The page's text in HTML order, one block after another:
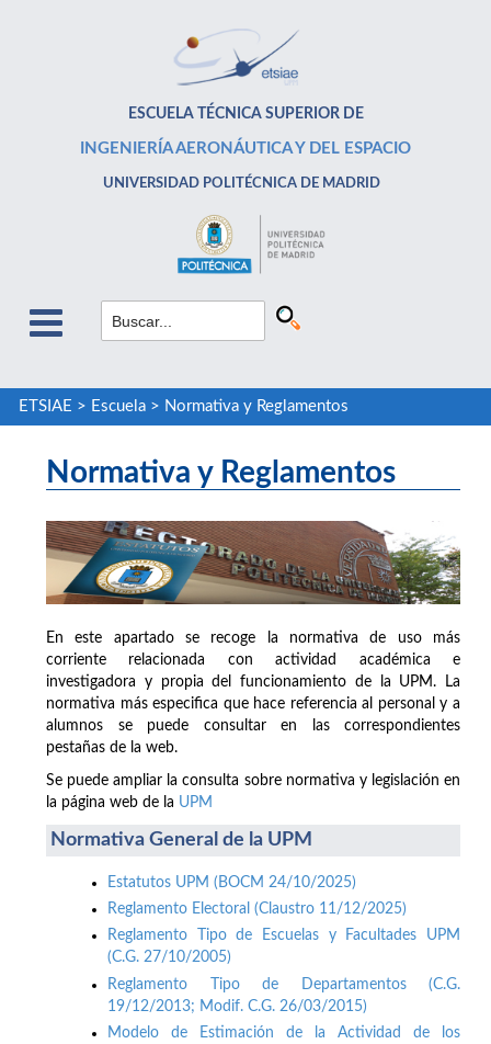
ESCUELA TÉCNICA SUPERIOR DE
INGENIERÍA AERONÁUTICA Y DEL ESPACIO
UNIVERSIDAD POLITÉCNICA DE MADRID
ETSIAE > Escuela> Normativa y Reglamentos
Normativa y Reglamentos
En este apartado se recoge la normativa de uso más
corriente relacionada con actividad académica e
investigadora y propia del funcionamiento de la UPM. La
normativa más especifica que hace referencia al personal y a
alumnos se puede consultar en las correspondientes
pestañas de la web.
Se puede ampliar la consulta sobre normativa y legislación en
la página web de la UPM
Normativa General de la UPM
Estatutos UPM (BOCM 24/10/2025)
Reglamento Electoral (Claustro 11/12/2025)
Reglamento Tipo de Escuelas y Facultades UPM
(C.G. 27/10/2005)
Reglamento Tipo de Departamentos (C.G.
19/12/2013; Modif. C.G. 26/03/2015)
Modelo de Estimación de la Actividad de los